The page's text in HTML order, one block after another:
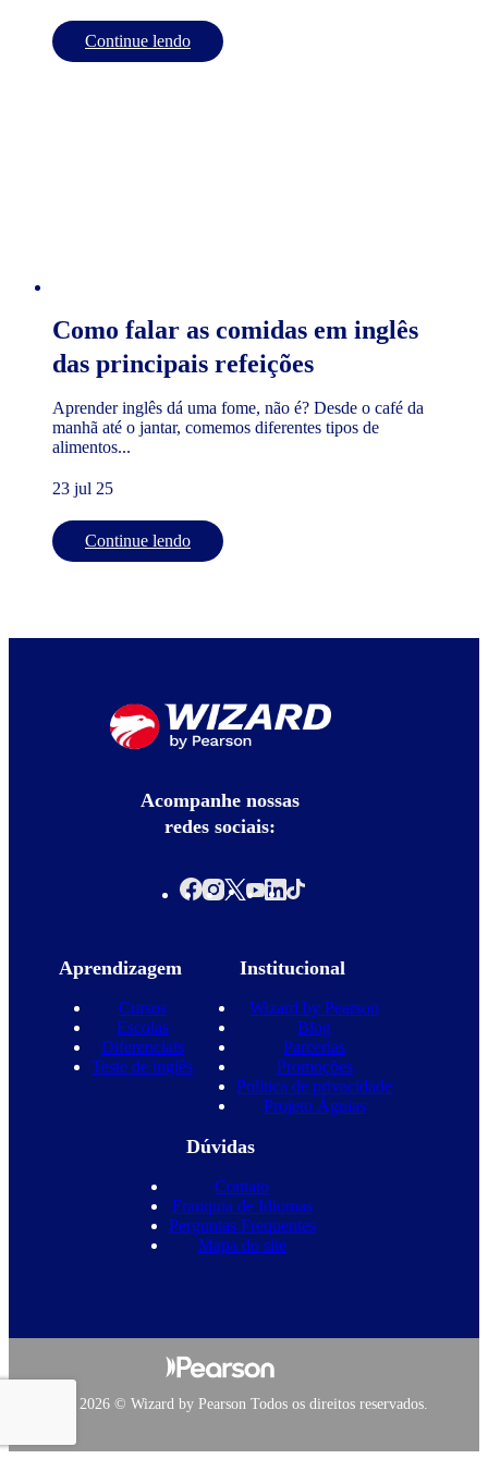
Continue lendo
Como falar as comidas em inglês
das principais refeições
Aprender inglês dá uma fome, não é? Desde o café da
manhã até o jantar, comemos diferentes tipos de
alimentos...
23 jul 25
Continue lendo
Acompanhe nossas
redes sociais:
Aprendizagem
Cursos
Escolas
Diferenciais
Teste de inglês
Institucional
Wizard by Pearson
Blog
Parcerias
Promoções
Política de privacidade
Projeto Águias
Dúvidas
Contato
Franquia de Idiomas
Perguntas Frequentes
Mapa do site
Copyright 2026 © Wizard by Pearson Todos os direitos reservados.